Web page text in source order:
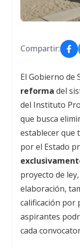
Compartir:
El Gobierno de
reforma del
del Instituto
que busca
establecer que
por el Estado
proyecto de
elaboración,
calificación por
aspirantes
cada